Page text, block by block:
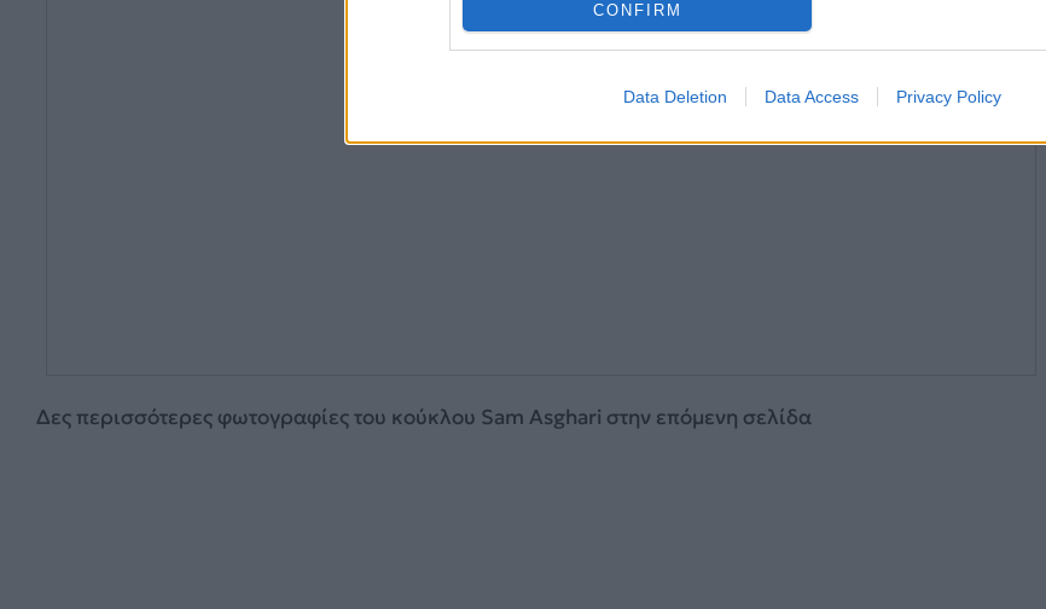
CONFIRM
Data Deletion Data Access Privacy Policy
Δες περισσότερες φωτογραφίες του κούκλου Sam Asghari στην επόμενη σελίδα